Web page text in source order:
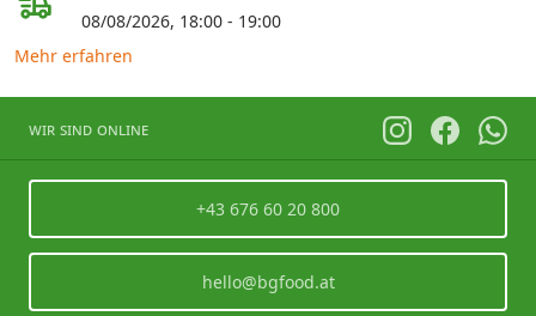
Pastete
Schokolade
Halva
Andere
Fisch
Andere
Bake Rolls08/08/2026, 18:00 - 19:00
Mehr erfahren
wir sind online
+43 676 60 20 800
hello@bgfood.at